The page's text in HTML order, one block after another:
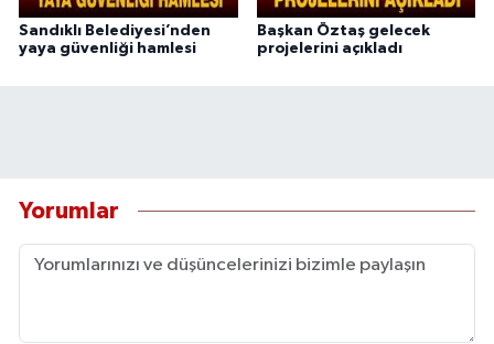
Sandıklı Belediyesi’nden
yaya güvenliği hamlesi
Başkan Öztaş gelecek
projelerini açıkladı
Yorumlar